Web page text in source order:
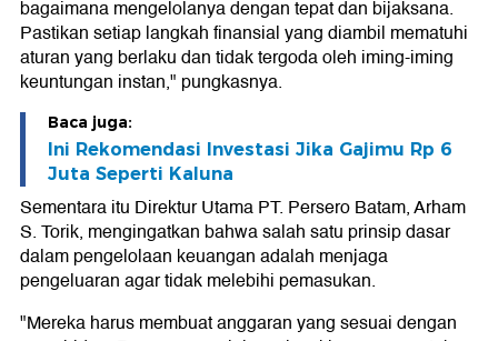
bagaimana mengelolanya dengan tepat dan bijaksana.
Pastikan setiap langkah finansial yang diambil mematuhi
aturan yang berlaku dan tidak tergoda oleh iming-iming
keuntungan instan," pungkasnya.
Baca juga:
Ini Rekomendasi Investasi Jika Gajimu Rp 6
Juta Seperti Kaluna
Sementara itu Direktur Utama PT. Persero Batam, Arham
S. Torik, mengingatkan bahwa salah satu prinsip dasar
dalam pengelolaan keuangan adalah menjaga
pengeluaran agar tidak melebihi pemasukan.
"Mereka harus membuat anggaran yang sesuai dengan